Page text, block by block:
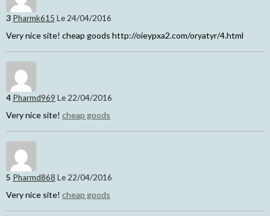
3 Pharmk615 Le 24/04/2016
Very nice site! cheap goods http://oieypxa2.com/oryatyr/4.html
4 Pharmd969 Le 22/04/2016
Very nice site! cheap goods
5 Pharmd868 Le 22/04/2016
Very nice site! cheap goods